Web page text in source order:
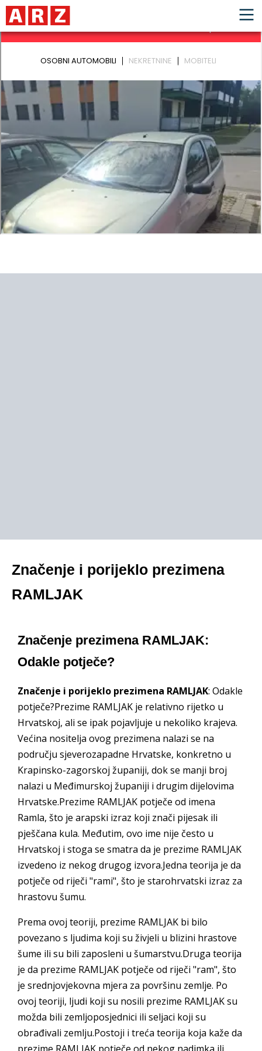
Značenje i porijeklo prezimena
RAMLJAK
Značenje prezimena RAMLJAK:
Odakle potječe?
Značenje i porijeklo prezimena RAMLJAK: Odakle
potječe?Prezime RAMLJAK je relativno rijetko u
Hrvatskoj, ali se ipak pojavljuje u nekoliko krajeva.
Većina nositelja ovog prezimena nalazi se na
području sjeverozapadne Hrvatske, konkretno u
Krapinsko-zagorskoj županiji, dok se manji broj
nalazi u Međimurskoj županiji i drugim dijelovima
Hrvatske.Prezime RAMLJAK potječe od imena
Ramla, što je arapski izraz koji znači pijesak ili
pješčana kula. Međutim, ovo ime nije često u
Hrvatskoj i stoga se smatra da je prezime RAMLJAK
izvedeno iz nekog drugog izvora.Jedna teorija je da
potječe od riječi "rami", što je starohrvatski izraz za
hrastovu šumu.
Prema ovoj teoriji, prezime RAMLJAK bi bilo
povezano s ljudima koji su živjeli u blizini hrastove
šume ili su bili zaposleni u šumarstvu.Druga teorija
je da prezime RAMLJAK potječe od riječi "ram", što
je srednjovjekovna mjera za površinu zemlje. Po
ovoj teoriji, ljudi koji su nosili prezime RAMLJAK su
možda bili zemljoposjednici ili seljaci koji su
obrađivali zemlju.Postoji i treća teorija koja kaže da